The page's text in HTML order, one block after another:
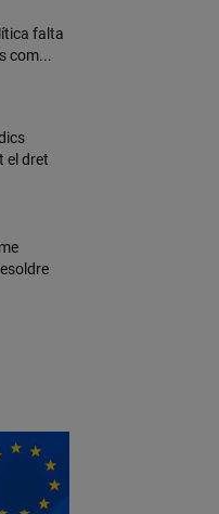
falta
com...
el dret